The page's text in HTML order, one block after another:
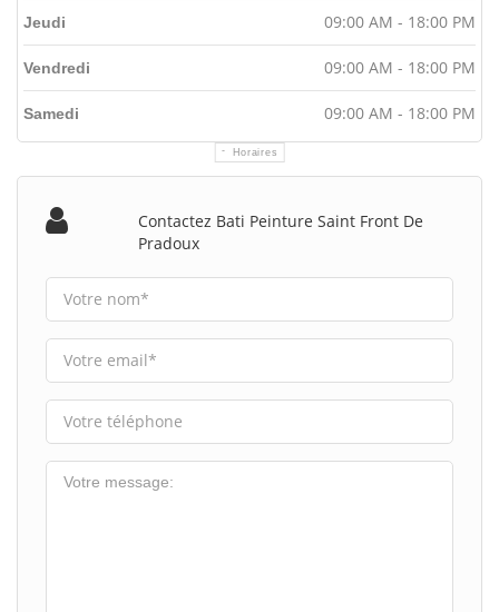
Horaires
Jeudi 09:00 AM - 18:00 PM
Vendredi 09:00 AM - 18:00 PM
Samedi 09:00 AM - 18:00 PM
Contactez Bati Peinture Saint Front De
Pradoux